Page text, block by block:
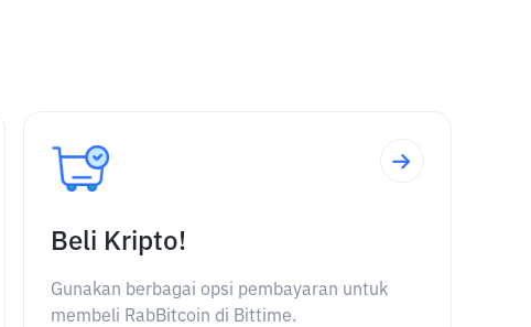
Beli Kripto!
Gunakan berbagai opsi pembayaran untuk
membeli RabBitcoin di Bittime.